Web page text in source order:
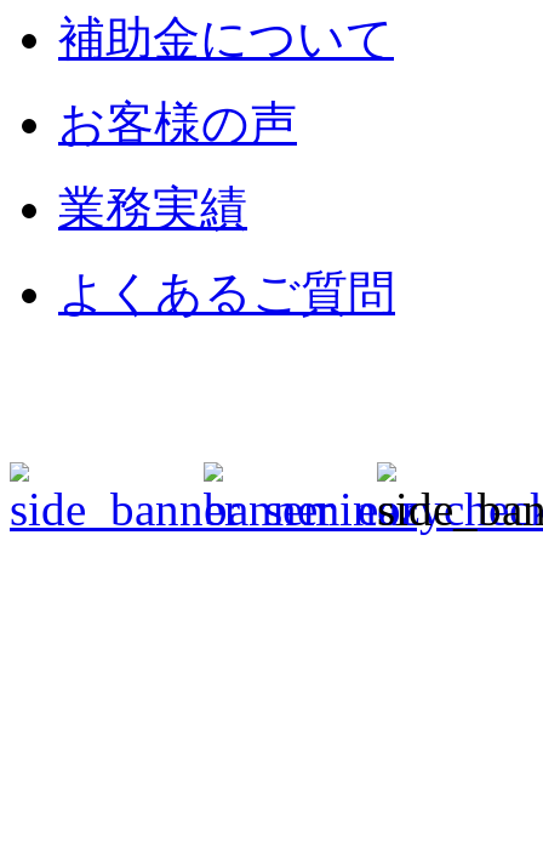
補助金について
お客様の声
業務実績
よくあるご質問